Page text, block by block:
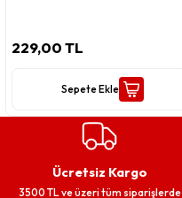
229,00 TL
Sepete Ekle
Ücretsiz Kargo
3500 TL ve üzeri tüm siparişlerde